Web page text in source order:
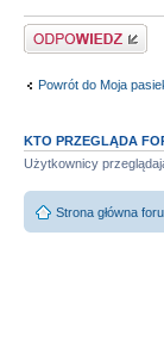
Odpowiedz
Powrót do Moja
KTO PRZEGLĄDA
Użytkownicy
Strona główna